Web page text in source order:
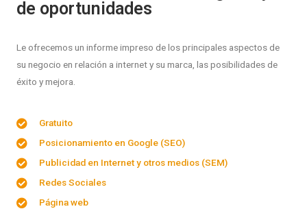
de oportunidades
Le ofrecemos un informe impreso de los principales aspectos de
su negocio en relación a internet y su marca, las posibilidades de
éxito y mejora.
Gratuito
Posicionamiento en Google (SEO)
Publicidad en Internet y otros medios (SEM)
Redes Sociales
Página web